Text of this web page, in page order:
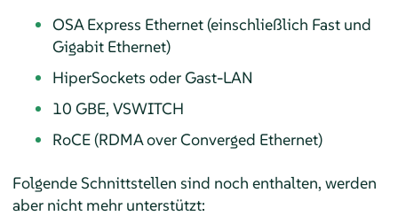
OSA Express Ethernet (einschließlich Fast und
Gigabit Ethernet)
HiperSockets oder Gast-LAN
10 GBE, VSWITCH
RoCE (RDMA over Converged Ethernet)
Folgende Schnittstellen sind noch enthalten, werden
aber nicht mehr unterstützt: